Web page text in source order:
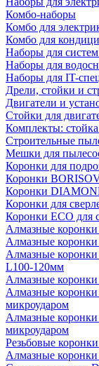
Комбо-наборы
Комбо для
Комбо для
Наборы для
Наборы для
Наборы для IT-
Дрели, стойки и
Двигатели и
Стойки для
Комплекты: стойка
Строительные
Мешки для
Коронки для
Коронки
Коронки
Коронки для
Коронки ECO для
Алмазные
Алмазные
Алмазные коронки
L100-120мм
Алмазные коронки
Алмазные коронки
микроударом
Алмазные
микроударом
Резьбовые
Алмазные